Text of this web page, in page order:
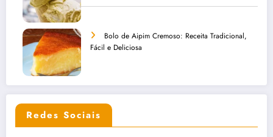
Bolo de Aipim Cremoso: Receita Tradicional,
Fácil e Deliciosa
Redes Sociais